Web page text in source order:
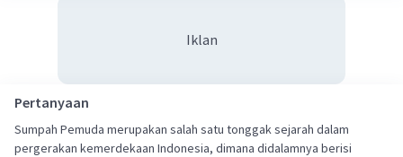
Iklan
Pertanyaan
Sumpah Pemuda merupakan salah satu tonggak sejarah dalam
pergerakan kemerdekaan Indonesia, dimana didalamnya berisi